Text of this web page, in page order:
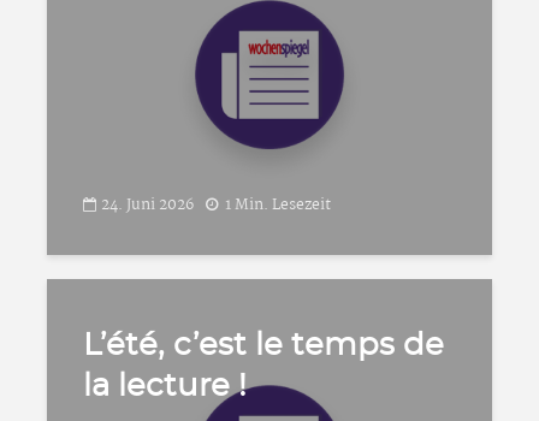
24. Juni 2026 1 Min. Lesezeit
L’été, c’est le temps de
la lecture !